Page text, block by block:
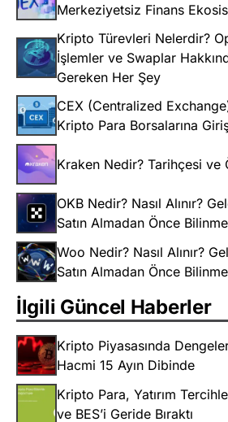
Merkeziyetsiz Finans
Kripto Türevleri Nelerdir?
İşlemler ve Swaplar
Gereken Her Şey
CEX (Centralized
Kripto Para Borsalarına
Kraken Nedir? Tarihçesi ve
OKB Nedir? Nasıl Alınır?
Satın Almadan Önce
Woo Nedir? Nasıl Alınır?
Satın Almadan Önce
İlgili Güncel Haberler
Kripto Piyasasında
Hacmi 15 Ayın Dibinde
Kripto Para, Yatırım
ve BES’i Geride Bıraktı